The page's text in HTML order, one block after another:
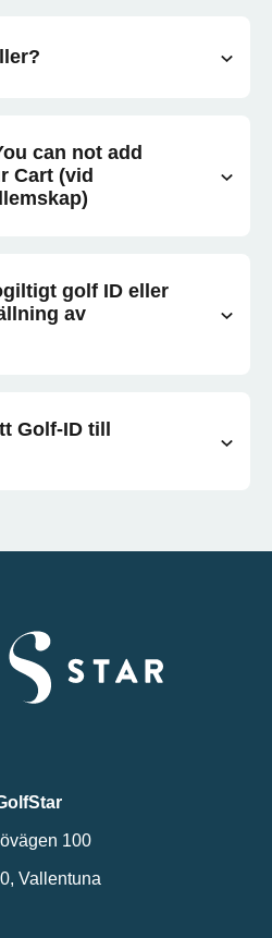
can not add
Cart (vid
golf ID eller
av
Golf-ID till
100
Vallentuna